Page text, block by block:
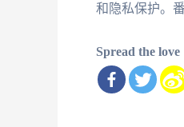
和隐私保护。
Spread the love